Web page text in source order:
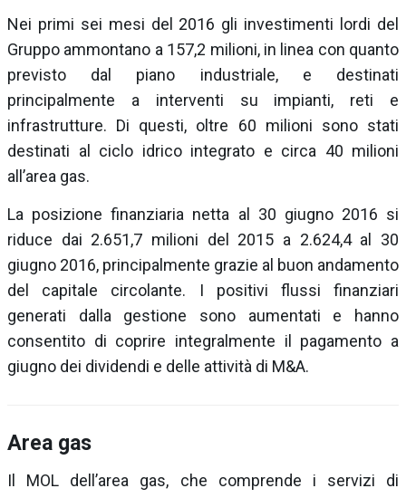
Nei primi sei mesi del 2016 gli investimenti lordi del
Gruppo ammontano a 157,2 milioni, in linea con quanto
previsto dal piano industriale, e destinati
principalmente a interventi su impianti, reti e
infrastrutture. Di questi, oltre 60 milioni sono stati
destinati al ciclo idrico integrato e circa 40 milioni
all’area gas.
La posizione finanziaria netta al 30 giugno 2016 si
riduce dai 2.651,7 milioni del 2015 a 2.624,4 al 30
giugno 2016, principalmente grazie al buon andamento
del capitale circolante. I positivi flussi finanziari
generati dalla gestione sono aumentati e hanno
consentito di coprire integralmente il pagamento a
giugno dei dividendi e delle attività di M&A.
Area gas
Il MOL dell’area gas, che comprende i servizi di